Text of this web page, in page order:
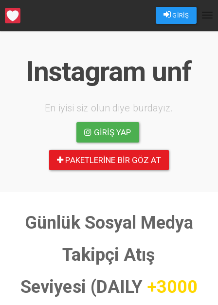
GİRİŞ
Instagram unf
En iyisi siz olun diye burdayız.
GIRIŞ YAP
PAKETLERINE BIR GÖZ AT
Günlük Sosyal Medya
Takipçi Atış
Seviyesi (DAILY +3000